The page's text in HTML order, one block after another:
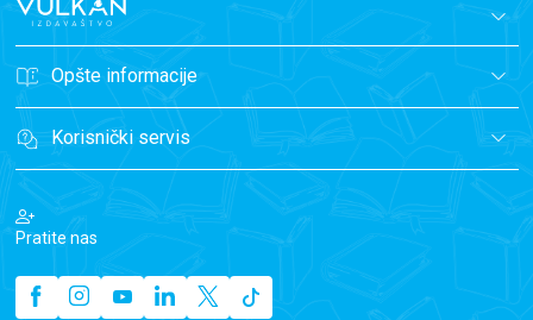
Opšte informacije
Korisnički servis
Pratite nas